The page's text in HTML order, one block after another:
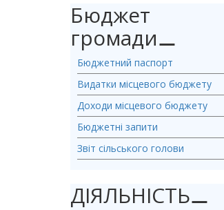
Бюджет
громади⚊
Бюджетний паспорт
Видатки місцевого бюджету
Доходи місцевого бюджету
Бюджетні запити
Звіт сільського голови
ДІЯЛЬНІСТЬ⚊